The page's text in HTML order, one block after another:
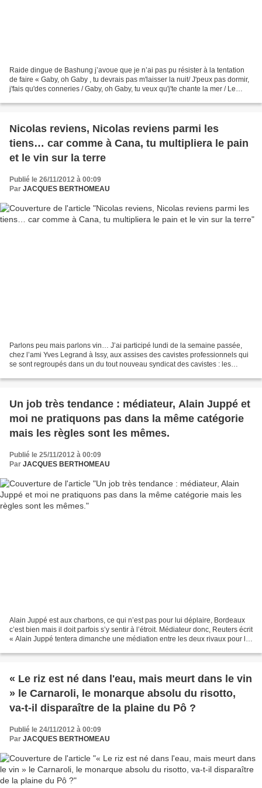
Raide dingue de Bashung j’avoue que je n’ai pas pu résister à la tentation
de faire « Gaby, oh Gaby , tu devrais pas m'laisser la nuit/ J'peux pas dormir,
j'fais qu'des conneries / Gaby, oh Gaby, tu veux qu'j'te chante la mer / Le
Nicolas reviens, Nicolas reviens parmi les
tiens… car comme à Cana, tu multipliera le pain
et le vin sur la terre
Publié le 26/11/2012 à 00:09
Par JACQUES BERTHOMEAU
Parlons peu mais parlons vin… J’ai participé lundi de la semaine passée,
chez l’ami Yves Legrand à Issy, aux assises des cavistes professionnels qui
se sont regroupés dans un du tout nouveau syndicat des cavistes : les
Un job très tendance : médiateur, Alain Juppé et
moi ne pratiquons pas dans la même catégorie
mais les règles sont les mêmes.
Publié le 25/11/2012 à 00:09
Par JACQUES BERTHOMEAU
Alain Juppé est aux charbons, ce qui n’est pas pour lui déplaire, Bordeaux
c’est bien mais il doit parfois s’y sentir à l’étroit. Médiateur donc, Reuters écrit
« Alain Juppé tentera dimanche une médiation entre les deux rivaux pour la
« Le riz est né dans l'eau, mais meurt dans le vin
» le Carnaroli, le monarque absolu du risotto,
va-t-il disparaître de la plaine du Pô ?
Publié le 24/11/2012 à 00:09
Par JACQUES BERTHOMEAU